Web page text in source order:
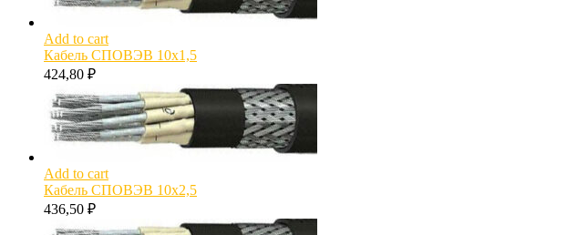
Add to cart
Кабель СПОВЭВ 10х1,5
424,80 ₽
Add to cart
Кабель СПОВЭВ 10х2,5
436,50 ₽